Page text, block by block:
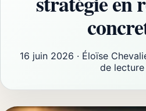
16 juin 2026 · Éloïse
de lecture